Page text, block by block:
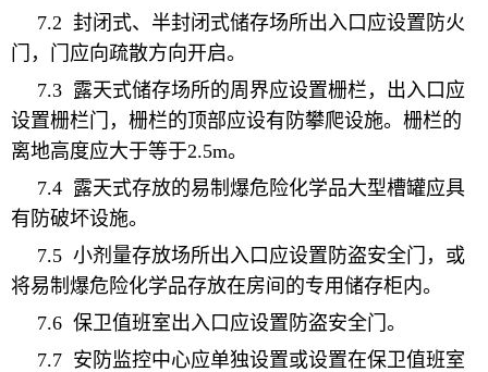
7.2 封闭式、半封闭式储存场所出入口应设置防火
门，门应向疏散方向开启。
7.3 露天式储存场所的周界应设置栅栏，出入口应
设置栅栏门，栅栏的顶部应设有防攀爬设施。 栅栏的
离地高度应大于等于2.5m。
7.4 露天式存放的易制爆危险化学品大型槽罐应具
有防破坏设施。
7.5 小剂量存放场所出入口应设置防盗安全门，或
将易制爆危险化学品存放在房间的专用储存柜内。
7.6 保卫值班室出入口应设置防盗安全门。
7.7 安防监控中心应单独设置或设置在保卫值班室